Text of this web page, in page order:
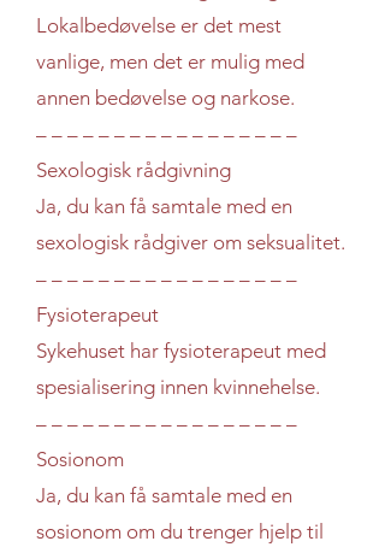
Lokalbedøvelse er det mest
vanlige, men det er mulig med
annen bedøvelse og narkose.
– – – – – – – – – – – – – – – – –
Sexologisk rådgivning
Ja, du kan få samtale med en
sexologisk rådgiver om seksualitet.
– – – – – – – – – – – – – – – – –
Fysioterapeut
Sykehuset har fysioterapeut med
spesialisering innen kvinnehelse.
– – – – – – – – – – – – – – – – –
Sosionom
Ja, du kan få samtale med en
sosionom om du trenger hjelp til